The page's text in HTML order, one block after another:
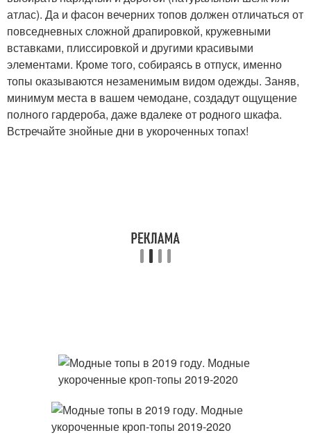
атлас). Да и фасон вечерних топов должен отличаться от
повседневных сложной драпировкой, кружевными
вставками, плиссировкой и другими красивыми
элементами. Кроме того, собираясь в отпуск, именно
топы оказываются незаменимым видом одежды. Заняв,
минимум места в вашем чемодане, создадут ощущение
полного гардероба, даже вдалеке от родного шкафа.
Встречайте знойные дни в укороченных топах!